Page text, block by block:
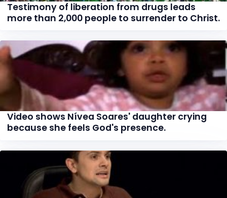
Testimony of liberation from drugs leads
more than 2,000 people to surrender to Christ.
Video shows Nívea Soares' daughter crying
because she feels God's presence.